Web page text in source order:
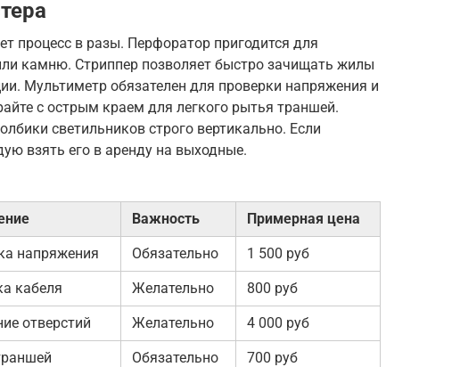
процесс в разы. Перфоратор пригодится для
камню. Стриппер позволяет быстро зачищать жилы
Мультиметр обязателен для проверки напряжения и
с острым краем для легкого рытья траншей.
светильников строго вертикально. Если
взять его в аренду на выходные.
Важность Примерная цена
напряжения Обязательно 1 500 руб
кабеля Желательно 800 руб
отверстий Желательно 4 000 руб
Обязательно 700 руб